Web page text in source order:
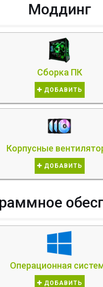
Моддинг
Сборка ПК
ДОБАВИТЬ
Корпусные
ДОБАВИТЬ
Операционная
ДОБАВИТЬ